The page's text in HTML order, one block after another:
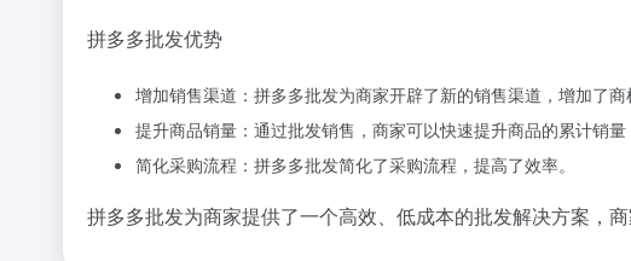
拼多多批发优势
增加销售渠道：拼多多批发为商家开辟了新的销售渠道，增加了商
提升商品销量：通过批发销售，商家可以快速提升商品的累计销量
简化采购流程：拼多多批发简化了采购流程，提高了效率。
拼多多批发为商家提供了一个高效、低成本的批发解决方案，